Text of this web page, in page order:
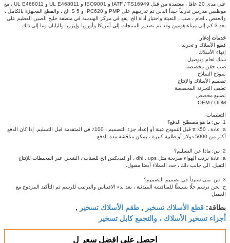
على مدى 20 عامًا ، معتمدة من قبل IATF / TS16949 و ISO9001 و UL E468011 و UL E468011 ، مع
موظفين مدربين تدريباً جيداً الذين تم تدريبهم على PMP و IPC620 و 5 S الخ ، والقطع المجهزة بالكامل ،
والعقص ، لحام ، صب ، التعبئة واختبار أداة الخ. يقع في مركز الهندسة في منطقة خليج الصين العظيم على
بعد 3 كم إلى ميناء هومين وقد تم تصدير المنتجات إلى أمريكا وأوروبا وإيزريا واليابان وما إلى ذلك.
خدمات إدغار
قطع الأسلاك و تجريد
إنهاء الأسلاك
سلك لحام وتوصيل
صب حقن مخصصة
نموذج النماذج
تصميم الأسلاك والإنتاج
تغليف التجزئة المخصصة
تصنيع مخصص
OEM / ODM
التعليمات
1. س: ما هو مصطلح الدفع؟
a: عادة ، 50٪ tt قبل النموذج عينة أو إعداد جزء التصميم ، 100٪ في المتقدمة قبل التسليم.
إذا كان الدفع
أكثر من 5000 دولار أو طلبية كبيرة ، يمكن مناقشة مدة الدفع.
2. س: ماذا عن التسليم؟
a: عادة نرتب الهواء صريحة مثل dhl ، ups ، أو فيديكس الخ للعينات ، الشحن عبر المحيطات للإنتاج
الثقيل.
الى جانب ذلك ، حدد العملاء أيضا مقبول.
3. س: متى ستبدأ في تصميم التصميم؟
ج: نحن نرسم حلًا بسيطًا للمناقشة المبدئية ، بعد بدء الاقتباس والترتيب للرسم ثم التأكيد المزدوج مع
العميل
بطاقة: قطع الأسلاك تسخير , طقم الأسلاك تسخير ,
أجزاء تسخير الأسلاك ، والتجمع كابل تسخير
احصل على افضل سعر ل